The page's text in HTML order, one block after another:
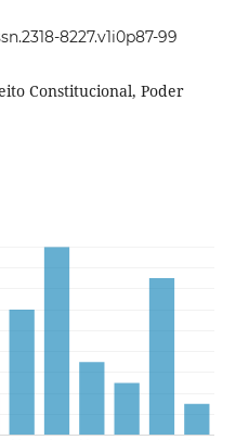
8227.v1i0p87-99
Constitucional, Poder